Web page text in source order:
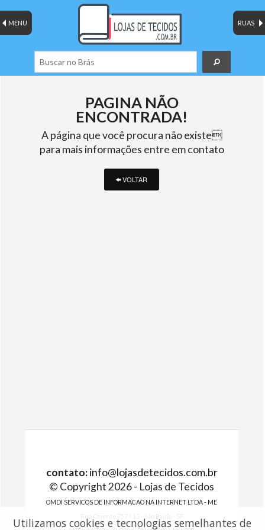
RUAS
MENU
PAGINA NÃO
ENCONTRADA!
A página que você procura não existe
para mais informações entre em contato
VOLTAR
contato: info@lojasdetecidos.com.br
© Copyright 2026 - Lojas de Tecidos
OMDI SERVICOS DE INFORMACAO NA INTERNET LTDA - ME
Utilizamos cookies e tecnologias semelhantes de